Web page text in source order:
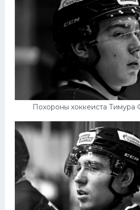
Похороны хоккеиста Тимура